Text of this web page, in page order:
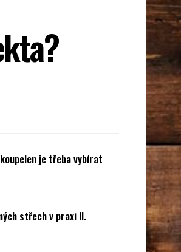
je třeba vybírat
střech v praxi II.